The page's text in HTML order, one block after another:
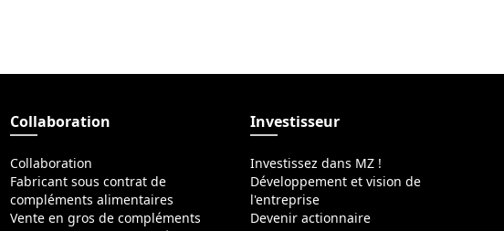
Collaboration
Collaboration
Fabricant sous contrat de
compléments alimentaires
Vente en gros de compléments
Investisseur
Investissez dans MZ !
Développement et vision de
l'entreprise
Devenir actionnaire